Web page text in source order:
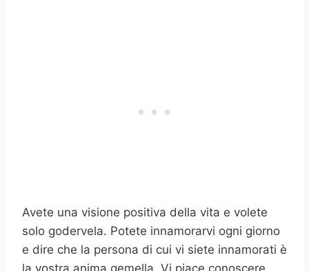
Avete una visione positiva della vita e volete
solo godervela. Potete innamorarvi ogni giorno
e dire che la persona di cui vi siete innamorati è